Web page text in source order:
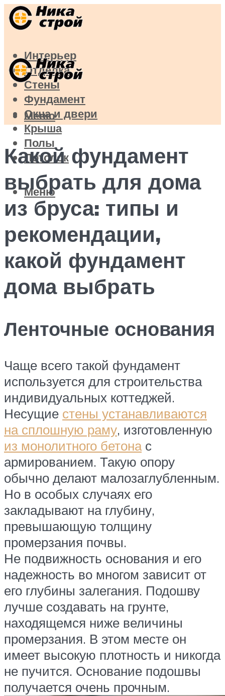
Интерьер
Отделка
Стены
Фундамент
Окна и двери
Крыша
Полы
Потолок
Меню
Меню
Какой фундамент
выбрать для дома
из бруса: типы и
рекомендации,
какой фундамент
дома выбрать
Ленточные основания
Чаще всего такой фундамент
используется для строительства
индивидуальных коттеджей.
Несущие стены устанавливаются
на сплошную раму, изготовленную
из монолитного бетонас
армированием. Такую опору
обычно делают малозаглубленным.
Но в особых случаях его
закладывают на глубину,
превышающую толщину
промерзания почвы.
Не подвижность основания и его
надежность во многом зависит от
его глубины залегания. Подошву
лучше создавать на грунте,
находящемся ниже величины
промерзания. В этом месте он
имеет высокую плотность и никогда
не пучится. Основание подошвы
получается очень прочным.